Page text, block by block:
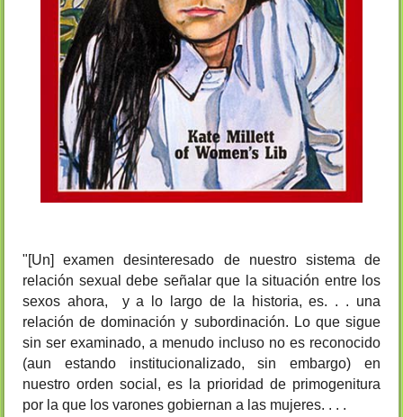
"[Un] examen desinteresado de nuestro sistema de
relación sexual debe señalar que la situación entre los
sexos ahora,  y a lo largo de la historia, es. . . una
relación de dominación y subordinación. Lo que sigue
sin ser examinado, a menudo incluso no es reconocido
(aun estando institucionalizado, sin embargo) en
nuestro orden social, es la prioridad de primogenitura
por la que los varones gobiernan a las mujeres. . . .